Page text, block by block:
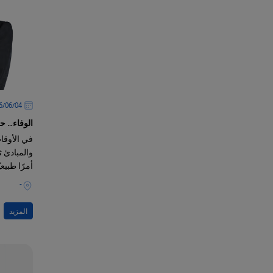
04‏/06‏/2026
الوفاء…
في
والمبادئ
أمرًا
الثبات
-
المزيد